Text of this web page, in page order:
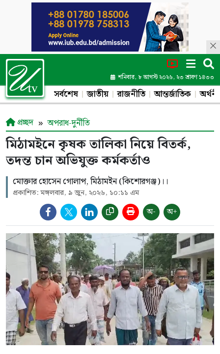
শনিবার, ৮ আগস্ট ২০২৬, ২৩ শ্রাবণ ১৪৩৩
সর্বশেষ জাতীয় রাজনীতি আন্তর্জাতিক
প্রচ্ছদ অপরাধ-দুর্নীতি
মিঠামইনে কৃষক তালিকা নিয়ে বিতর্ক,
তদন্ত চান অভিযুক্ত কর্মকর্তাও
মোক্তার হোসেন গোলাপ, মিঠামইন (কিশোরগঞ্জ)।।
প্রকাশিত: মঙ্গলবার, ৯ জুন, ২০২৬, ১০:১১ এম
অ- অ+